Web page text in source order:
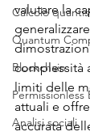
Calcolo
Quantum
Blockchain
Permissionless
Analisi sociali
valutare la
complessità
limiti delle
attuali e
accurata